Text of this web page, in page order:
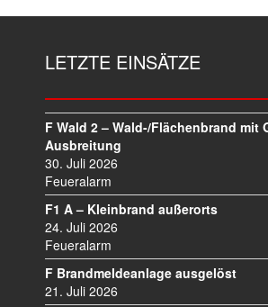
LETZTE EINSÄTZE
F Wald 2 – Wald-/Flächenbrand mit
Ausbreitung
30. Juli 2026
Feueralarm
F1 A – Kleinbrand außerorts
24. Juli 2026
Feueralarm
F Brandmeldeanlage ausgelöst
21. Juli 2026